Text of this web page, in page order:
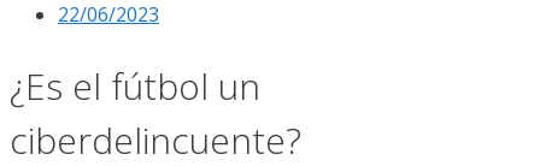
22/06/2023
¿Es el fútbol un
ciberdelincuente?